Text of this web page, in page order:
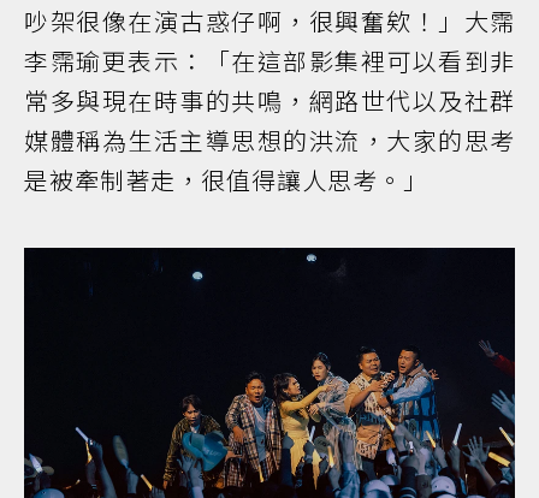
吵架很像在演古惑仔啊，很興奮欸！」大霈
李霈瑜更表示：「在這部影集裡可以看到非
常多與現在時事的共鳴，網路世代以及社群
媒體稱為生活主導思想的洪流，大家的思考
是被牽制著走，很值得讓人思考。」